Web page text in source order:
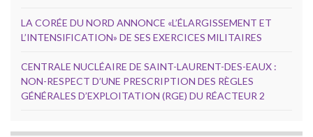
LA CORÉE DU NORD ANNONCE «L’ÉLARGISSEMENT ET
L’INTENSIFICATION» DE SES EXERCICES MILITAIRES
CENTRALE NUCLÉAIRE DE SAINT-LAURENT-DES-EAUX :
NON-RESPECT D’UNE PRESCRIPTION DES RÈGLES
GÉNÉRALES D’EXPLOITATION (RGE) DU RÉACTEUR 2